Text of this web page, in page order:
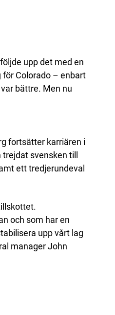
upp det med en
för Colorado – enbart
var bättre. Men nu
fortsätter karriären i
trejdat svensken till
ett tredjerundeval
och som har en
upp vårt lag
manager John